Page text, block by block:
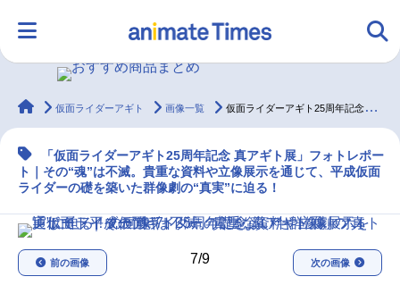
HOME ランキング アニメ 声優
ラジオ みんなの声 グッズ
マンガ・ラノベ コスプレ
animateTimes
仮面ライダーアギト 画像一覧 仮面ライダーアギト25周年記念「真アギト展」フォトレポート
「仮面ライダーアギト25周年記念 真アギト展」フォトレポー
ト｜その“魂”は不滅。貴重な資料や立像展示を通じて、平成仮面
ライダーの礎を築いた群像劇の“真実”に迫る！
7/9
前の画像 次の画像